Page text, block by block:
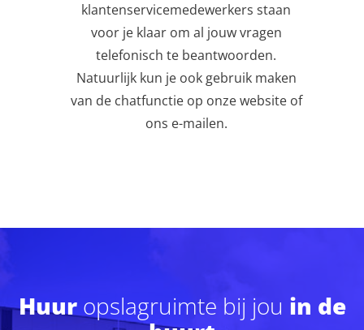
klantenservicemedewerkers staan
voor je klaar om al jouw vragen
telefonisch te beantwoorden.
Natuurlijk kun je ook gebruik maken
van de chatfunctie op onze website of
ons e-mailen.
Huuropslagruimte bij jou in de